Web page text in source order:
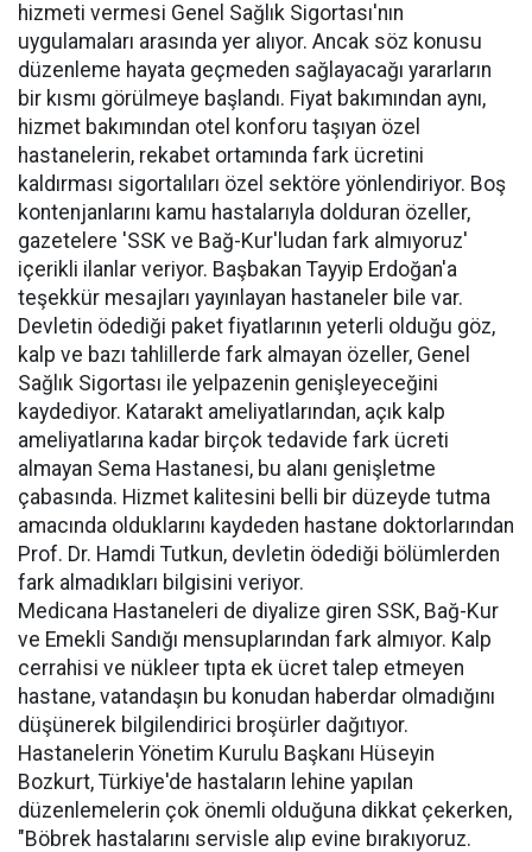
hizmeti vermesi Genel Sağlık Sigortası'nın
uygulamaları arasında yer alıyor. Ancak söz konusu
düzenleme hayata geçmeden sağlayacağı yararların
bir kısmı görülmeye başlandı. Fiyat bakımından aynı,
hizmet bakımından otel konforu taşıyan özel
hastanelerin, rekabet ortamında fark ücretini
kaldırması sigortalıları özel sektöre yönlendiriyor. Boş
kontenjanlarını kamu hastalarıyla dolduran özeller,
gazetelere 'SSK ve Bağ-Kur'ludan fark almıyoruz'
içerikli ilanlar veriyor. Başbakan Tayyip Erdoğan'a
teşekkür mesajları yayınlayan hastaneler bile var.
Devletin ödediği paket fiyatlarının yeterli olduğu göz,
kalp ve bazı tahlillerde fark almayan özeller, Genel
Sağlık Sigortası ile yelpazenin genişleyeceğini
kaydediyor. Katarakt ameliyatlarından, açık kalp
ameliyatlarına kadar birçok tedavide fark ücreti
almayan Sema Hastanesi, bu alanı genişletme
çabasında. Hizmet kalitesini belli bir düzeyde tutma
amacında olduklarını kaydeden hastane doktorlarından
Prof. Dr. Hamdi Tutkun, devletin ödediği bölümlerden
fark almadıkları bilgisini veriyor.
Medicana Hastaneleri de diyalize giren SSK, Bağ-Kur
ve Emekli Sandığı mensuplarından fark almıyor. Kalp
cerrahisi ve nükleer tıpta ek ücret talep etmeyen
hastane, vatandaşın bu konudan haberdar olmadığını
düşünerek bilgilendirici broşürler dağıtıyor.
Hastanelerin Yönetim Kurulu Başkanı Hüseyin
Bozkurt, Türkiye'de hastaların lehine yapılan
düzenlemelerin çok önemli olduğuna dikkat çekerken,
"Böbrek hastalarını servisle alıp evine bırakıyoruz.